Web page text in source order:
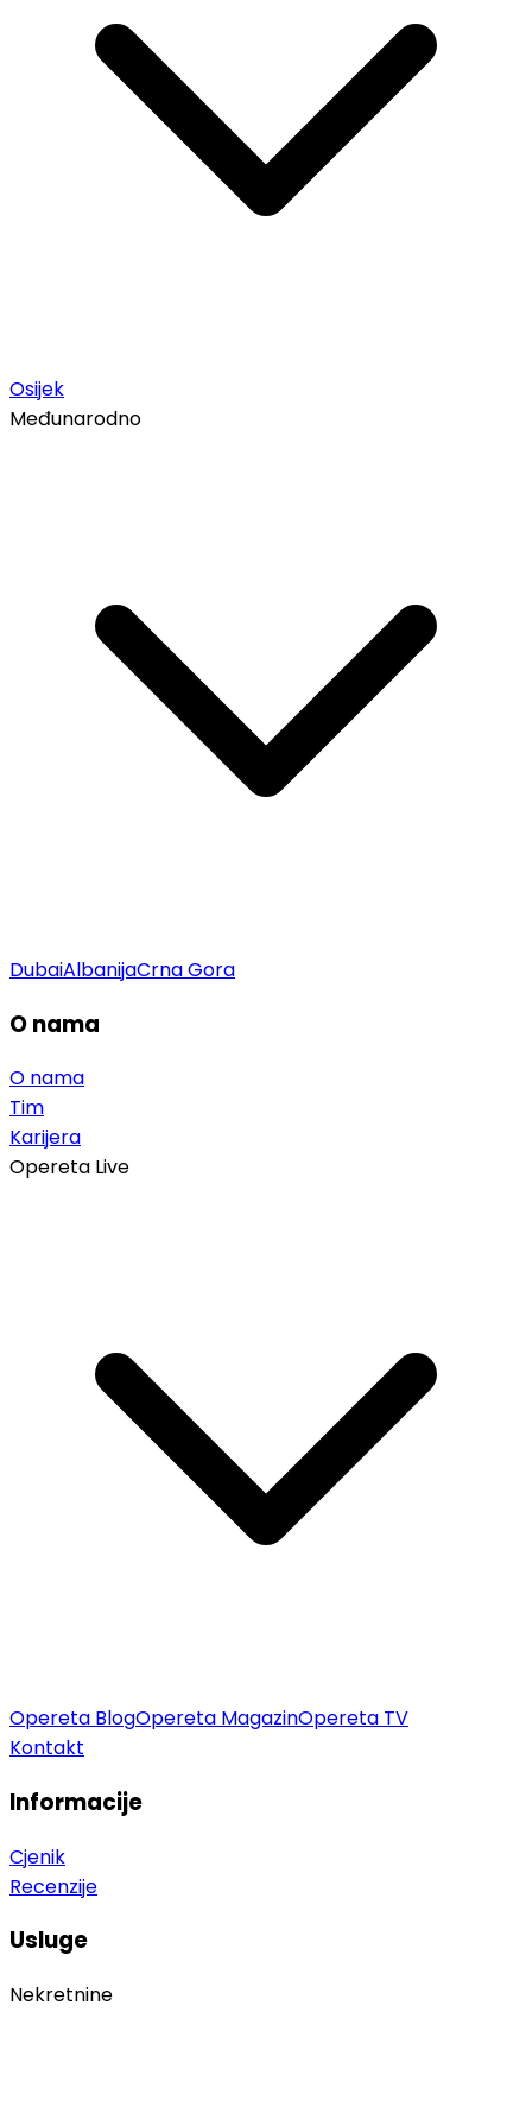
Osijek
Međunarodno
DubaiAlbanijaCrna Gora
O nama
O nama
Tim
Karijera
Opereta Live
Opereta BlogOpereta MagazinOpereta TV
Kontakt
Informacije
Cjenik
Recenzije
Usluge
Nekretnine